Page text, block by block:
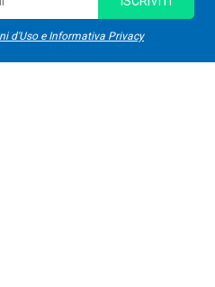
d'Uso e Informativa Privacy